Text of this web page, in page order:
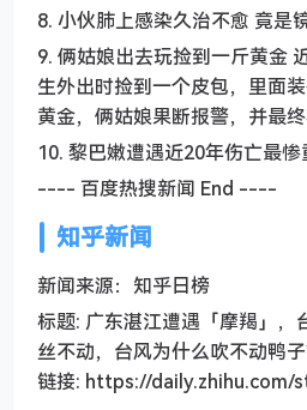
8. 小伙肺上感染久治不愈 竟是
9. 俩姑娘出去玩捡到一斤黄金
生外出时捡到一个皮包，里面
黄金，俩姑娘果断报警，并最
10. 黎巴嫩遭遇近20年伤亡最惨
---- 百度热搜新闻 End ----
知乎新闻
新闻来源：知乎日榜
标题: 广东湛江遭遇「摩羯」，
丝不动，台风为什么吹不动鸭
链接: https://daily.zhihu.com/